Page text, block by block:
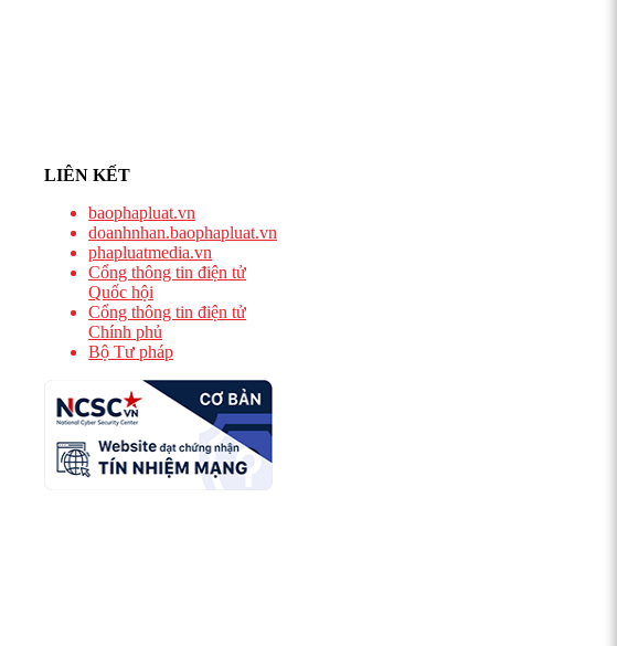
LIÊN KẾT
baophapluat.vn
doanhnhan.baophapluat.vn
phapluatmedia.vn
Cổng thông tin điện tử
Quốc hội
Cổng thông tin điện tử
Chính phủ
Bộ Tư pháp